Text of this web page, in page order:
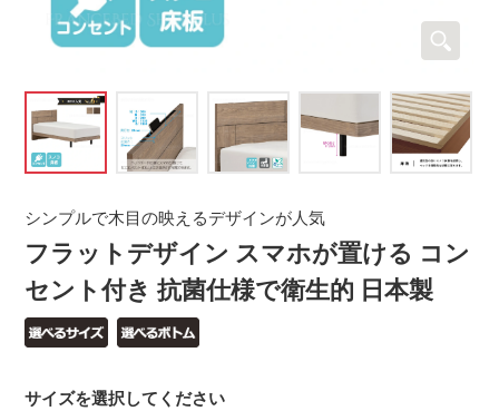
フラットデザイン スマホが置ける コン
セント付き 抗菌仕様で衛生的 日本製
シンプルで木目の映えるデザインが人気
サイズを選択してください